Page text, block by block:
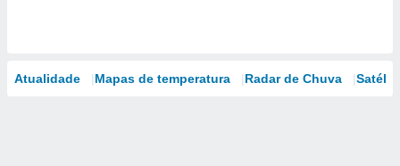
Atualidade Mapas de temperatura Radar de Chuva